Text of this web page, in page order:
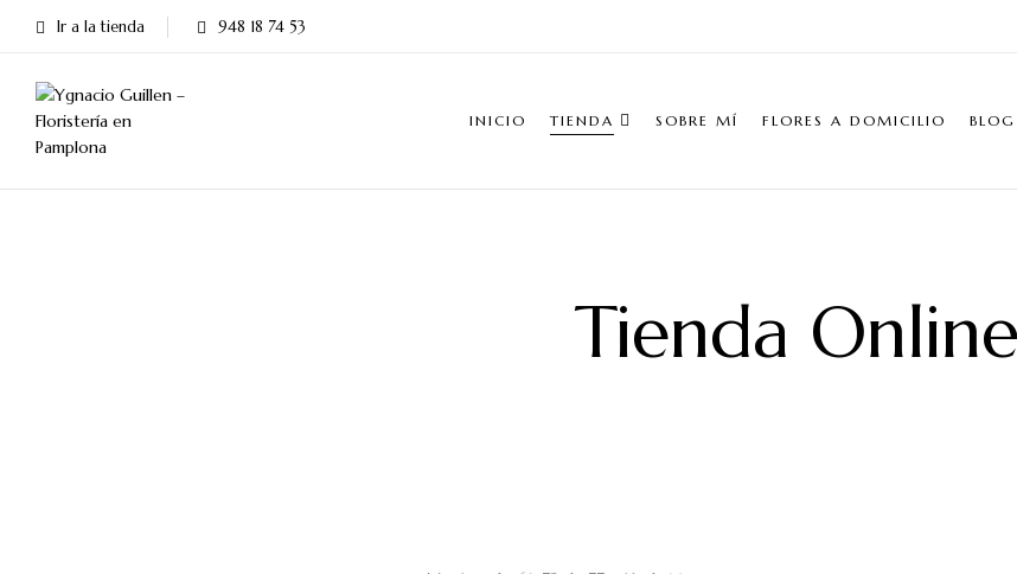
Ir a la tienda 948 18 74 53
INICIO TIENDA SOBRE MÍ FLORES A DOMICILIO BLOG
Tienda Online